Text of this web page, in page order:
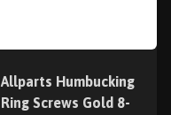
Allparts Humbucking
Ring Screws Gold 8-